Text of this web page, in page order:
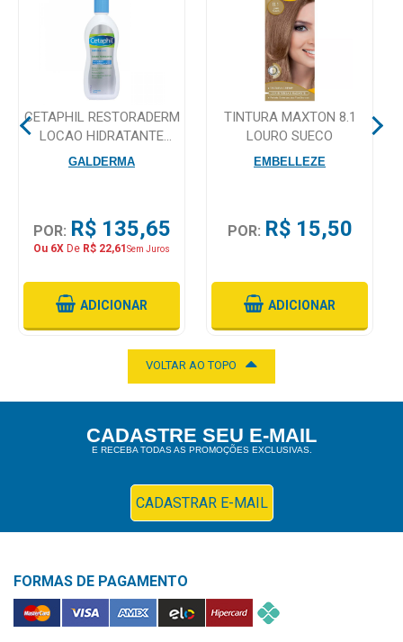
Medicamentos
Cuidado
Dermocosméticos
e
Monitores
CETAPHIL RESTORADERM
LOCAO HIDRATANTE
295ML
GALDERMA
POR: R$ 135,65
Ou 6X De R$ 22,61 Sem Juros
ADICIONAR
TINTURA MAXTON 8.1
LOURO SUECO
EMBELLEZE
POR: R$ 15,50
ADICIONAR
VOLTAR AO TOPO
CADASTRE SEU E-MAIL
E RECEBA TODAS AS PROMOÇÕES EXCLUSIVAS.
CADASTRAR E-MAIL
FORMAS DE PAGAMENTO